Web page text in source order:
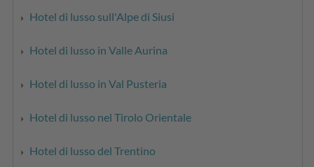
Hotel di lusso sull'Alpe di Siusi
Hotel di lusso in Valle Aurina
Hotel di lusso in Val Pusteria
Hotel di lusso nel Tirolo Orientale
Hotel di lusso del Trentino